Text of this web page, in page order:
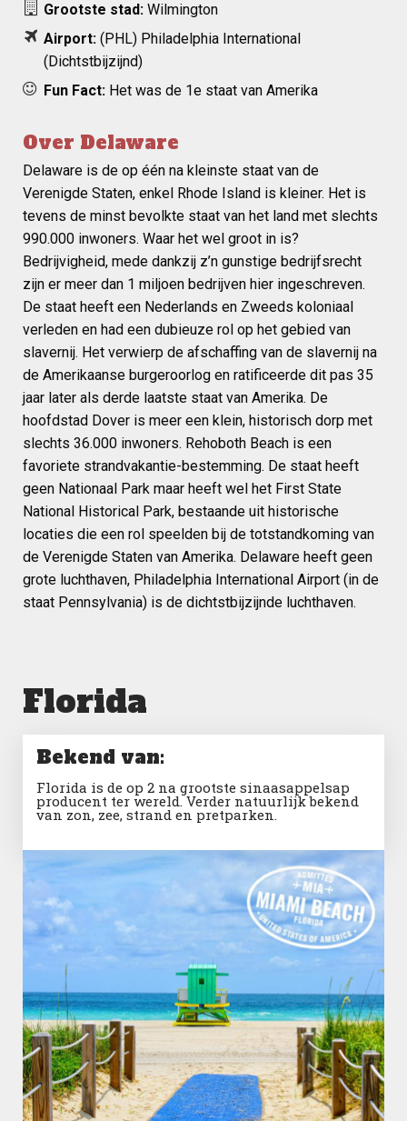
Grootste stad: Wilmington
Airport: (PHL) Philadelphia International
(Dichtstbijzijnd)
Fun Fact: Het was de 1e staat van Amerika
Over Delaware
Delaware is de op één na kleinste staat van de
Verenigde Staten, enkel Rhode Island is kleiner. Het is
tevens de minst bevolkte staat van het land met slechts
990.000 inwoners. Waar het wel groot in is?
Bedrijvigheid, mede dankzij z’n gunstige bedrijfsrecht
zijn er meer dan 1 miljoen bedrijven hier ingeschreven.
De staat heeft een Nederlands en Zweeds koloniaal
verleden en had een dubieuze rol op het gebied van
slavernij. Het verwierp de afschaffing van de slavernij na
de Amerikaanse burgeroorlog en ratificeerde dit pas 35
jaar later als derde laatste staat van Amerika. De
hoofdstad Dover is meer een klein, historisch dorp met
slechts 36.000 inwoners. Rehoboth Beach is een
favoriete strandvakantie-bestemming. De staat heeft
geen Nationaal Park maar heeft wel het First State
National Historical Park, bestaande uit historische
locaties die een rol speelden bij de totstandkoming van
de Verenigde Staten van Amerika. Delaware heeft geen
grote luchthaven, Philadelphia International Airport (in de
staat Pennsylvania) is de dichtstbijzijnde luchthaven.
Florida
Bekend van:
Florida is de op 2 na grootste sinaasappelsap
producent ter wereld. Verder natuurlijk bekend
van zon, zee, strand en pretparken.